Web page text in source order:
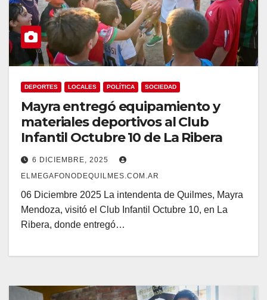
DEPORTES LOCALES POLÍTICA SOCIEDAD
Mayra entregó equipamiento y
materiales deportivos al Club
Infantil Octubre 10 de La Ribera
6 DICIEMBRE, 2025
ELMEGAFONODEQUILMES.COM.AR
06 Diciembre 2025 La intendenta de Quilmes, Mayra
Mendoza, visitó el Club Infantil Octubre 10, en La
Ribera, donde entregó…